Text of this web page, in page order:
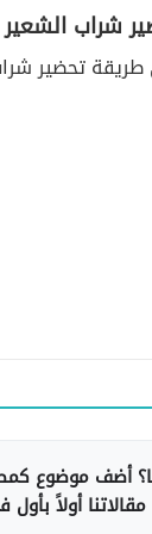
شراب الشعير
طريقة تحضير
أضف موضوع
أولاً بأول